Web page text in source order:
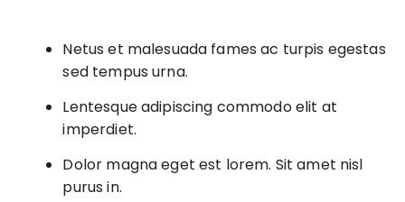
Netus et malesuada fames ac turpis egestas
sed tempus urna.
Lentesque adipiscing commodo elit at
imperdiet.
Dolor magna eget est lorem. Sit amet nisl
purus in.